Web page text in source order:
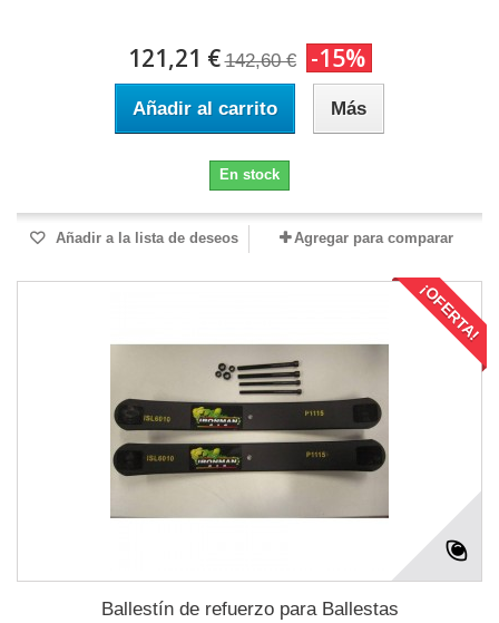
121,21 € 142,60 € -15%
Añadir al carrito Más
En stock
Añadir a la lista de deseos Agregar para comparar
¡OFERTA!
Ballestín de refuerzo para Ballestas